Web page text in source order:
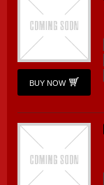
BUY NOW